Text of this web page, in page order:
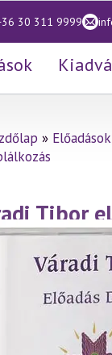
30 311 9999
»
Tibor